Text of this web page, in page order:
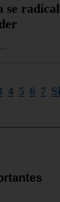
se
4 5 6 7
rtantes